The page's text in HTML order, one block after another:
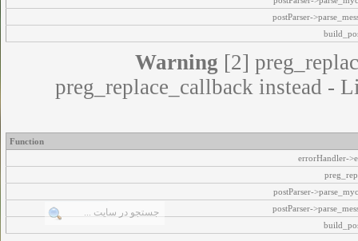
postParser-
Warning [2]
preg_replace_callback instead -
Function
errorHandler-
postParser-
postParser-